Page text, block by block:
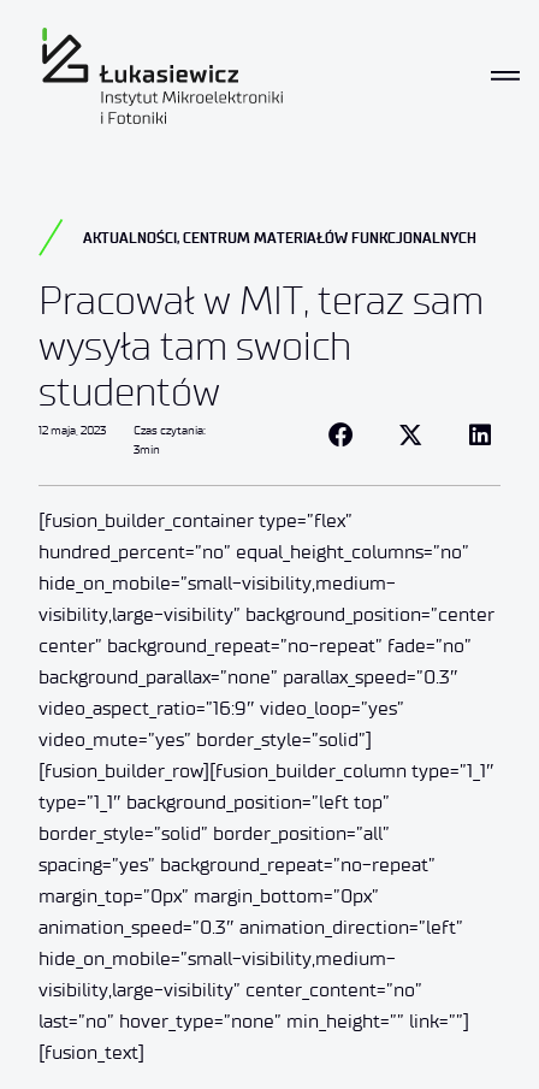
AKTUALNOŚCI, CENTRUM MATERIAŁÓW FUNKCJONALNYCH
Pracował w MIT, teraz sam
wysyła tam swoich
studentów
12 maja, 2023
Czas czytania:
3min
[fusion_builder_container type=”flex”
hundred_percent=”no” equal_height_columns=”no”
hide_on_mobile=”small-visibility,medium-
visibility,large-visibility” background_position=”center
center” background_repeat=”no-repeat” fade=”no”
background_parallax=”none” parallax_speed=”0.3″
video_aspect_ratio=”16:9″ video_loop=”yes”
video_mute=”yes” border_style=”solid”]
[fusion_builder_row][fusion_builder_column type=”1_1″
type=”1_1″ background_position=”left top”
border_style=”solid” border_position=”all”
spacing=”yes” background_repeat=”no-repeat”
margin_top=”0px” margin_bottom=”0px”
animation_speed=”0.3″ animation_direction=”left”
hide_on_mobile=”small-visibility,medium-
visibility,large-visibility” center_content=”no”
last=”no” hover_type=”none” min_height=”” link=””]
[fusion_text]